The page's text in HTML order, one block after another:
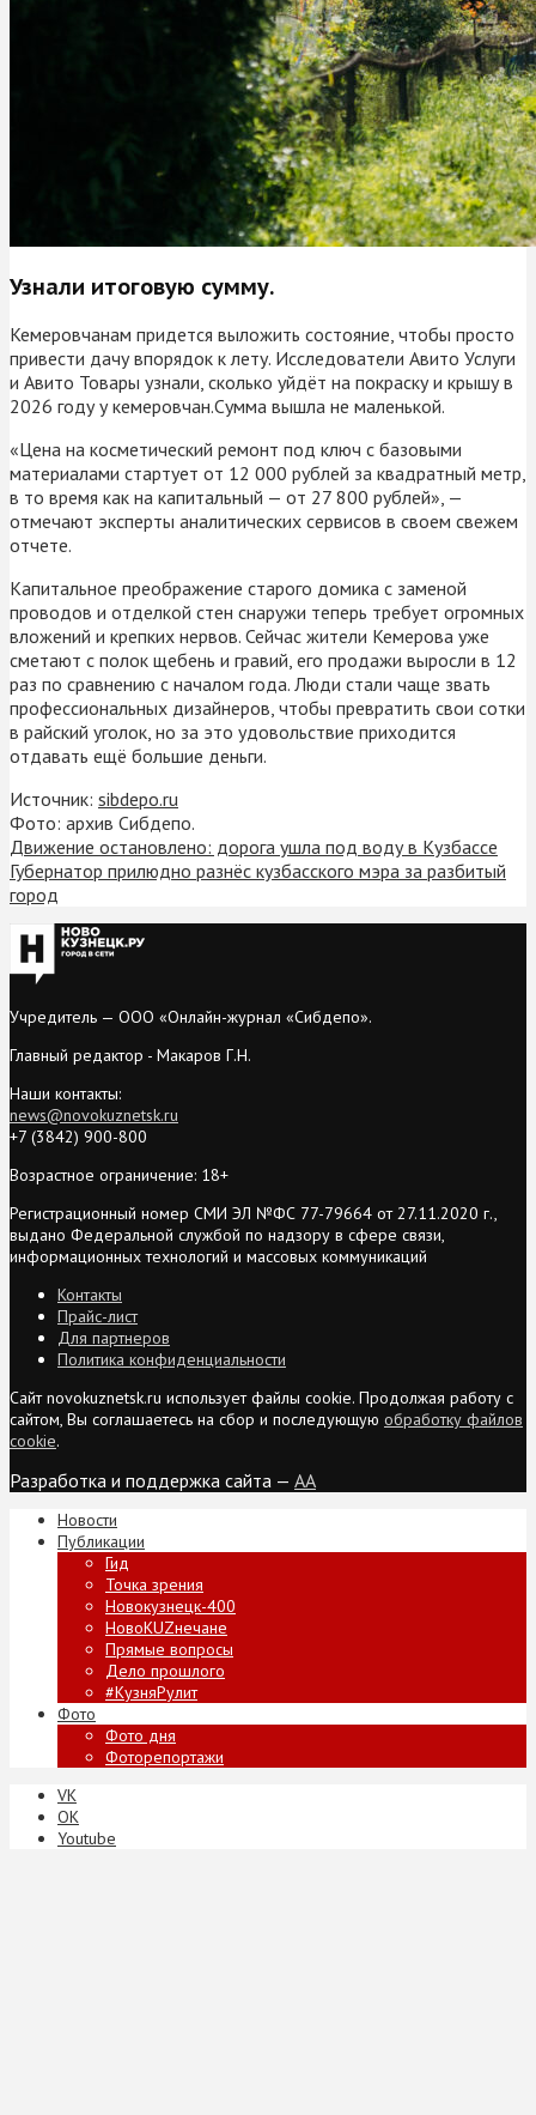
Узнали итоговую сумму.
Кемеровчанам придется выложить состояние, чтобы просто
привести дачу впорядок к лету. Исследователи Авито Услуги
и Авито Товары узнали, сколько уйдёт на покраску и крышу в
2026 году у кемеровчан.Сумма вышла не маленькой.
«Цена на косметический ремонт под ключ с базовыми
материалами стартует от 12 000 рублей за квадратный метр,
в то время как на капитальный — от 27 800 рублей», —
отмечают эксперты аналитических сервисов в своем свежем
отчете.
Капитальное преображение старого домика с заменой
проводов и отделкой стен снаружи теперь требует огромных
вложений и крепких нервов. Сейчас жители Кемерова уже
сметают с полок щебень и гравий, его продажи выросли в 12
раз по сравнению с началом года. Люди стали чаще звать
профессиональных дизайнеров, чтобы превратить свои сотки
в райский уголок, но за это удовольствие приходится
отдавать ещё большие деньги.
Источник: sibdepo.ru
Фото: архив Сибдепо.
Движение остановлено: дорога ушла под воду в Кузбассе
Губернатор прилюдно разнёс кузбасского мэра за разбитый
город
Учредитель — ООО «Онлайн-журнал «Сибдепо».
Главный редактор - Макаров Г.Н.
Наши контакты:
news@novokuznetsk.ru
+7 (3842) 900-800
Возрастное ограничение: 18+
Регистрационный номер СМИ ЭЛ №ФС 77-79664 от 27.11.2020 г.,
выдано Федеральной службой по надзору в сфере связи,
информационных технологий и массовых коммуникаций
Контакты
Прайс-лист
Для партнеров
Политика конфиденциальности
Сайт novokuznetsk.ru использует файлы cookie. Продолжая работу с
сайтом, Вы соглашаетесь на сбор и последующую обработку файлов
cookie.
Разработка и поддержка сайта — AA
Новости
Публикации
Гид
Точка зрения
Новокузнецк-400
НовоKUZнечане
Прямые вопросы
Дело прошлого
#КузняРулит
Фото
Фото дня
Фоторепортажи
VK
ОК
Youtube